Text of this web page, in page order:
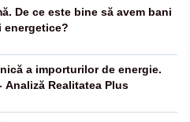
De ce este bine să avem bani
energetice?
a importurilor de energie.
Analiză Realitatea Plus